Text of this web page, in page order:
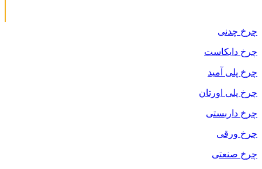
چرخ چدنی
چرخ دایکاست
چرخ پلی آمید
چرخ پلی اورتان
چرخ داربستی
چرخ ورقی
چرخ صنعتی